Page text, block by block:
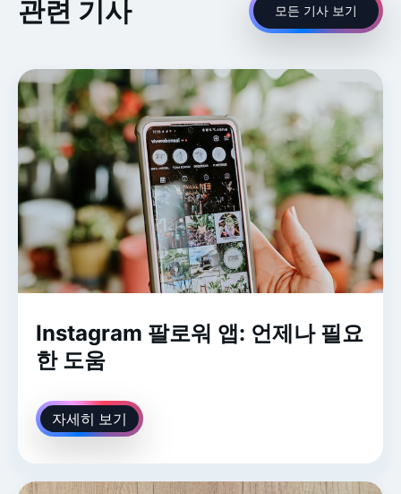
관련 기사 모든 기사 보기
Instagram 팔로워 앱: 언제나 필요
한 도움
자세히 보기